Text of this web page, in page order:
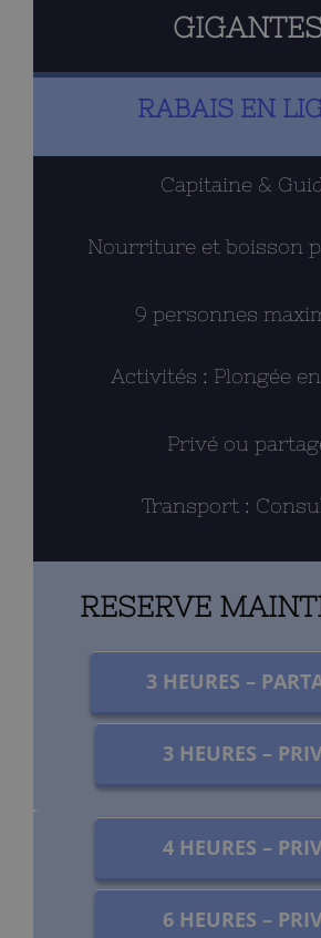
choisies
la
produit
RABAIS EN
Capitaine &
Nourriture et boisson
9 personnes
Activités : Plongée
Privé ou
Transport :
RESERVE
3 HEURES –
3 HEURES –
4 HEURES –
6 HEURES –